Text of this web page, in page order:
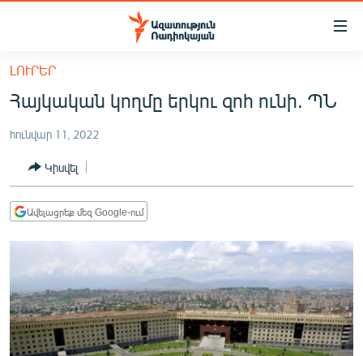
Մատչելիության
հիմնական
բովանդակությանը
հիմնական
մենյուին
Որոնում
ՀԱՅԱՍՏԱՆ
ՔԱՂԱՔԱԿԱՆ
ԸՆՏՐՈՒԹՅՈՒՆՆԵՐ 2026
ԻՐԱՎՈՒՆՔ
ՂԱՐԱԲԱՂ
ՊԱՏԵՐԱԶՄԻ 6 ՇԱԲԱԹՆԵՐԸ
ՏԱՐԱԾԱՇՐՋԱՆ
ԼՈՒՐԵՐ
Հայկական կողմը երկու զոհ ունի. ՊՆ
հունվար 11, 2022
Կիսվել
Ավելացրեք մեզ Google-ում